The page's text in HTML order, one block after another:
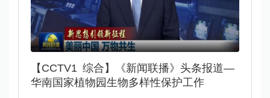
【CCTV1 综合】《新闻联播》头条报道—
华南国家植物园生物多样性保护工作